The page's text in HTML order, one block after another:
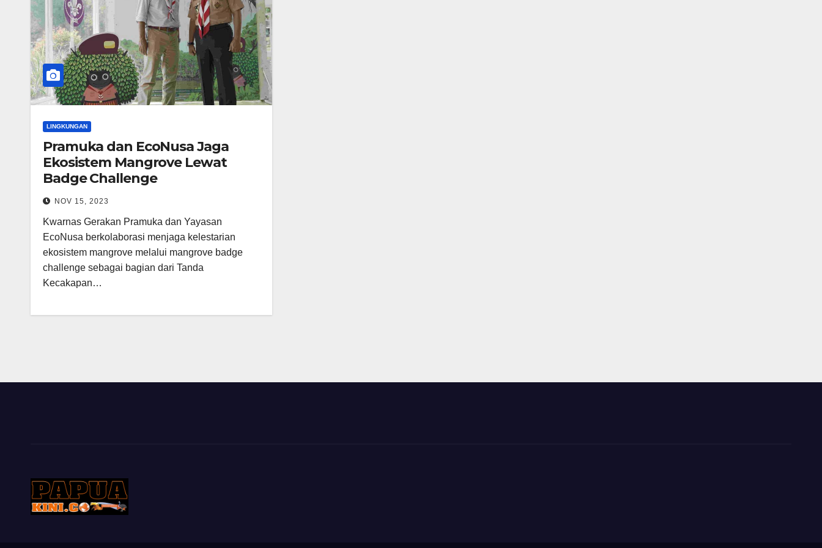
LINGKUNGAN
Pramuka dan EcoNusa Jaga
Ekosistem Mangrove Lewat
Badge Challenge
NOV 15, 2023
Kwarnas Gerakan Pramuka dan Yayasan
EcoNusa berkolaborasi menjaga kelestarian
ekosistem mangrove melalui mangrove badge
challenge sebagai bagian dari Tanda
Kecakapan…